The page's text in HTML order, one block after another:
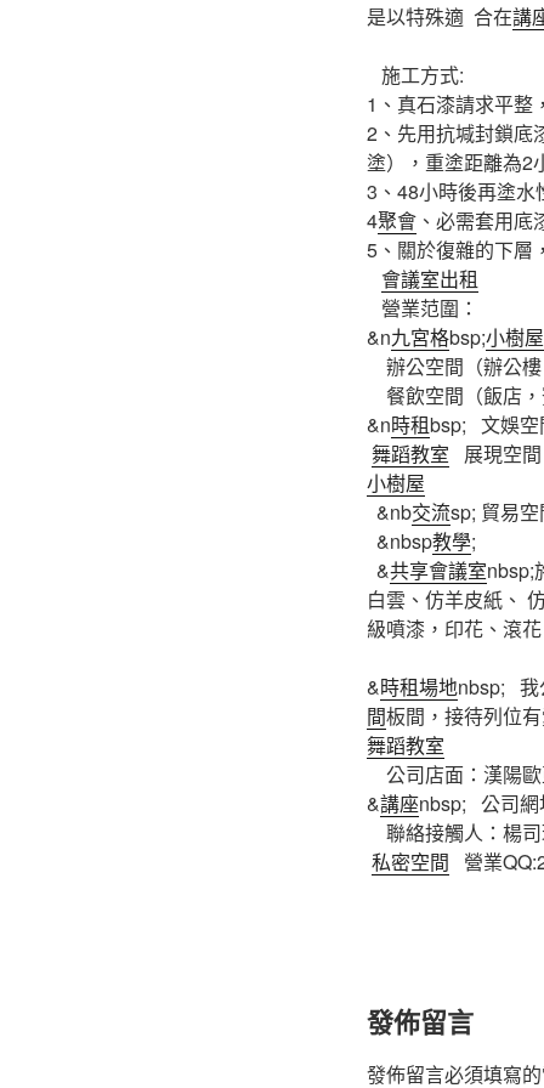
是以特殊適 合在講
施工方式:
1、真石漆請求平
2、先用抗堿封鎖底
塗），重塗距離
3、48小時後再塗
4聚會 、必需套用
5、關於復雜的下層
會議室出租
營業范圍：
&n九宮格bsp;小樹屋
辦公空間（辦公
餐飲空間（飯店
&n時租bsp; 文娛空
舞蹈教室 展現空
小樹屋
&nb交流sp; 貿易
&nbsp教學;
&共享會議室nbsp;
白雲、仿羊皮紙、
級噴漆，印花、滾
&時租場地nbsp; 我
間板間，接待列位
舞蹈教室
公司店面：漢陽
&講座nbsp; 公司網
聯絡接觸人：楊
私密空間 營業
發佈留言
發佈留言必須填寫